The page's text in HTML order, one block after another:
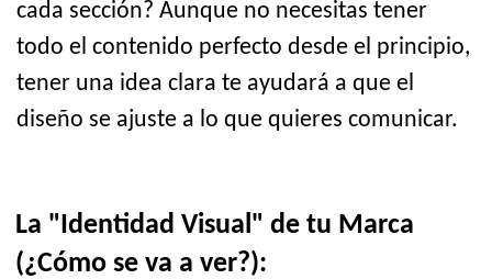
cada sección? Aunque no necesitas tener
todo el contenido perfecto desde el principio,
tener una idea clara te ayudará a que el
diseño se ajuste a lo que quieres comunicar.
La "Identidad Visual" de tu Marca
(¿Cómo se va a ver?):